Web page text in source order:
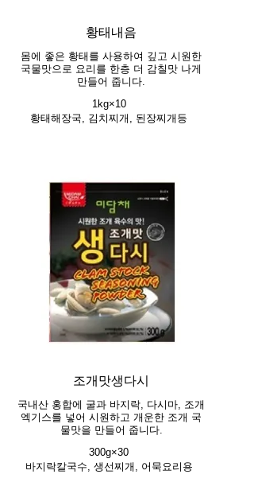
황태내음
몸에 좋은 황태를 사용하여 깊고 시원한
국물맛으로 요리를 한층 더 감칠맛 나게
만들어 줍니다.
1kg×10
황태해장국, 김치찌개, 된장찌개등
조개맛생다시
국내산 홍합에 굴과 바지락, 다시마, 조개
엑기스를 넣어 시원하고 개운한 조개 국
물맛을 만들어 줍니다.
300g×30
바지락칼국수, 생선찌개, 어묵요리용